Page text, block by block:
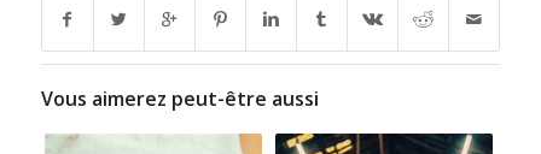
Vous aimerez peut-être aussi